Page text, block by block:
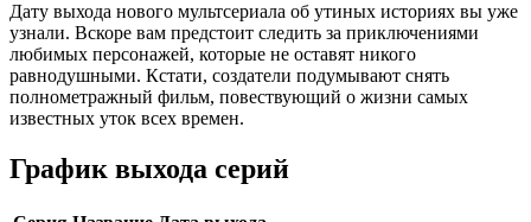
Дату выхода нового мультсериала об утиных историях вы уже
узнали. Вскоре вам предстоит следить за приключениями
любимых персонажей, которые не оставят никого
равнодушными. Кстати, создатели подумывают снять
полнометражный фильм, повествующий о жизни самых
известных уток всех времен.
График выхода серий